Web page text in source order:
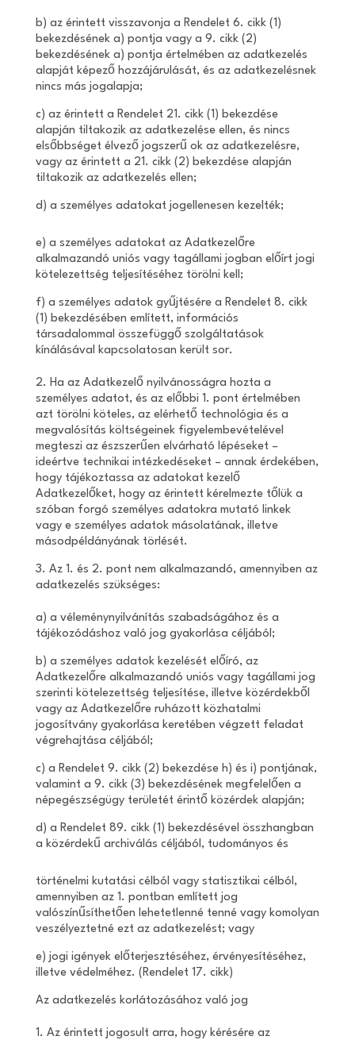
b) az érintett visszavonja a Rendelet 6. cikk (1)
bekezdésének a) pontja vagy a 9. cikk (2)
bekezdésének a) pontja értelmében az adatkezelés
alapját képező hozzájárulását, és az adatkezelésnek
nincs más jogalapja;
c) az érintett a Rendelet 21. cikk (1) bekezdése
alapján tiltakozik az adatkezelése ellen, és nincs
elsőbbséget élvező jogszerű ok az adatkezelésre,
vagy az érintett a 21. cikk (2) bekezdése alapján
tiltakozik az adatkezelés ellen;
d) a személyes adatokat jogellenesen kezelték;
e) a személyes adatokat az Adatkezelőre
alkalmazandó uniós vagy tagállami jogban előírt jogi
kötelezettség teljesítéséhez törölni kell;
f) a személyes adatok gyűjtésére a Rendelet 8. cikk
(1) bekezdésében említett, információs
társadalommal összefüggő szolgáltatások
kínálásával kapcsolatosan került sor.
2. Ha az Adatkezelő nyilvánosságra hozta a
személyes adatot, és az előbbi 1. pont értelmében
azt törölni köteles, az elérhető technológia és a
megvalósítás költségeinek figyelembevételével
megteszi az észszerűen elvárható lépéseket –
ideértve technikai intézkedéseket – annak érdekében,
hogy tájékoztassa az adatokat kezelő
Adatkezelőket, hogy az érintett kérelmezte tőlük a
szóban forgó személyes adatokra mutató linkek
vagy e személyes adatok másolatának, illetve
másodpéldányának törlését.
3. Az 1. és 2. pont nem alkalmazandó, amennyiben az
adatkezelés szükséges:
a) a véleménynyilvánítás szabadságához és a
tájékozódáshoz való jog gyakorlása céljából;
b) a személyes adatok kezelését előíró, az
Adatkezelőre alkalmazandó uniós vagy tagállami jog
szerinti kötelezettség teljesítése, illetve közérdekből
vagy az Adatkezelőre ruházott közhatalmi
jogosítvány gyakorlása keretében végzett feladat
végrehajtása céljából;
c) a Rendelet 9. cikk (2) bekezdése h) és i) pontjának,
valamint a 9. cikk (3) bekezdésének megfelelően a
népegészségügy területét érintő közérdek alapján;
d) a Rendelet 89. cikk (1) bekezdésével összhangban
a közérdekű archiválás céljából, tudományos és
történelmi kutatási célból vagy statisztikai célból,
amennyiben az 1. pontban említett jog
valószínűsíthetően lehetetlenné tenné vagy komolyan
veszélyeztetné ezt az adatkezelést; vagy
e) jogi igények előterjesztéséhez, érvényesítéséhez,
illetve védelméhez. (Rendelet 17. cikk)
Az adatkezelés korlátozásához való jog
1. Az érintett jogosult arra, hogy kérésére az